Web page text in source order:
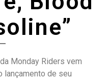
Monday Riders vem
lançamento de seu